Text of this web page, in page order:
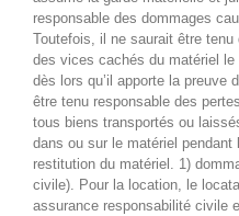
responsable des dommages
Toutefois, il ne saurait être
des vices cachés du matériel le
dès lors qu’il apporte la preuve
être tenu responsable des
tous biens transportés ou
dans ou sur le matériel
restitution du matériel. 1)
civile). Pour la location, le
assurance responsabilité civile